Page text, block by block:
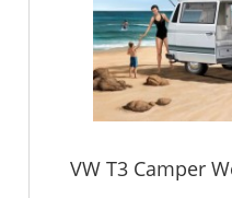
VW T3 Camper